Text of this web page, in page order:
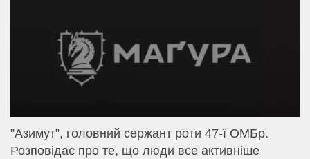
⁨”Азимут”, головний сержант роти 47-ї ОМБр.
Розповідає про те, що люди все активніше